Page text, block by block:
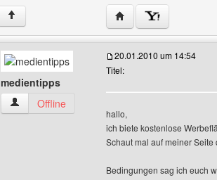
↑ Website dieses
medientipps
medientipps Benutzer-Profile anzeigen
Offline
20.01.2010 um 14:54
Titel:
hallo,
ich biete kostenlose
Schaut mal auf meiner
Bedingungen sag ich euch